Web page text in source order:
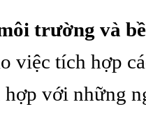
trường và
việc tích hợp
với những